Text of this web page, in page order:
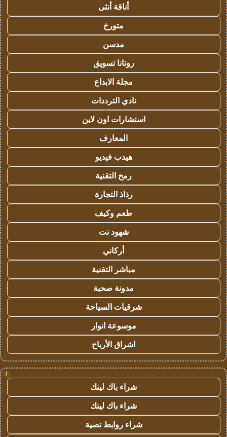
أناقة أنثى
متورخ
مدسن
روتانا تسويق
مجلة الابداع
نادي الترددات
استشارات اون لاين
المعارف
هيدب فيديو
رمح التقنية
رذاذ التجارة
طعم وكيف
شهود نت
أركاني
مباشر التقنية
مدونة صحبة
شرقيات السياحة
موسوعة انوار
اشراق الأرباح
!
شراء باك لينك
شراء باك لينك
شراء روابط نصية